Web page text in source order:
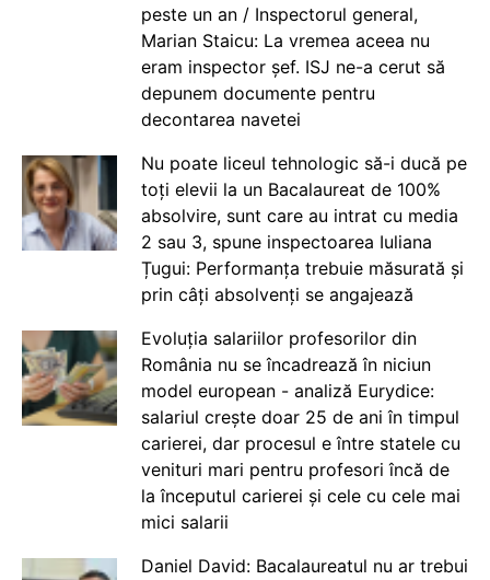
peste un an / Inspectorul general,
Marian Staicu: La vremea aceea nu
eram inspector șef. ISJ ne-a cerut să
depunem documente pentru
decontarea navetei
Nu poate liceul tehnologic să-i ducă pe
toți elevii la un Bacalaureat de 100%
absolvire, sunt care au intrat cu media
2 sau 3, spune inspectoarea Iuliana
Țugui: Performanța trebuie măsurată și
prin câți absolvenți se angajează
Evoluția salariilor profesorilor din
România nu se încadrează în niciun
model european - analiză Eurydice:
salariul crește doar 25 de ani în timpul
carierei, dar procesul e între statele cu
venituri mari pentru profesori încă de
la începutul carierei și cele cu cele mai
mici salarii
Daniel David: Bacalaureatul nu ar trebui